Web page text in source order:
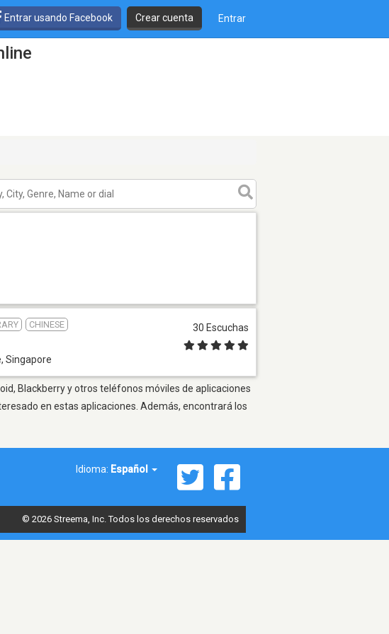
Entrar usando Facebook Crear cuenta Entrar
CHINESE
, Singapore
30 Escuchas
Blackberry y otros teléfonos móviles de aplicaciones
en estas aplicaciones. Además, encontrará los
Idioma: Español
© 2026 Streema, Inc. Todos los derechos reservados